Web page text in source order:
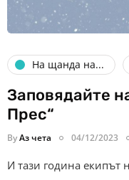
На щанда на...
Заповядайте
Прес“
ByАз чета 04/12/2023
И тази година екипът